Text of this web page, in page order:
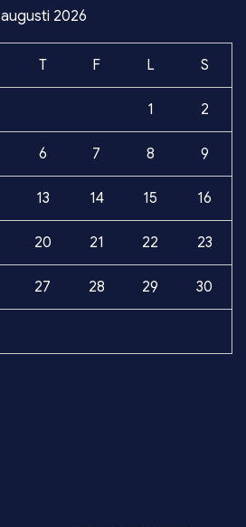
augusti 2026
T F L S
1 2
6 7 8 9
13 14 15 16
20 21 22 23
27 28 29 30